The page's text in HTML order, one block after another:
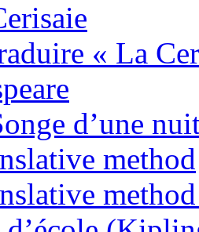
« La
d’une
method